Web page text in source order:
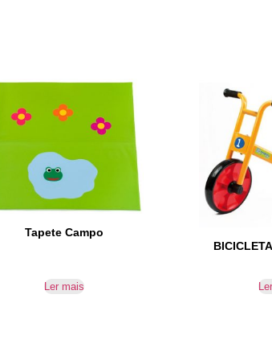
Tapete Campo
Ler mais